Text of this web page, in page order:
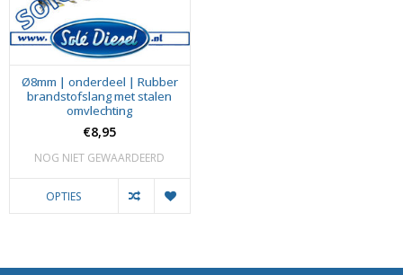
Ø8mm | onderdeel | Rubber
brandstofslang met stalen
omvlechting
€8,95
NOG NIET GEWAARDEERD
OPTIES